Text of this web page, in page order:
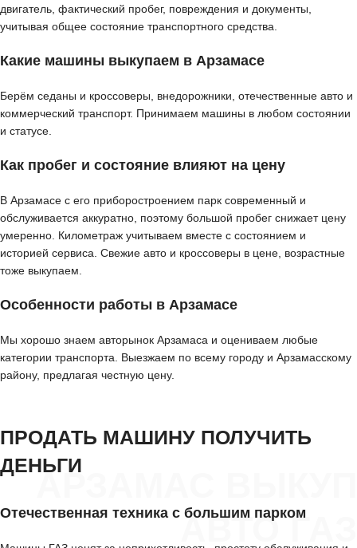
двигатель, фактический пробег, повреждения и документы,
учитывая общее состояние транспортного средства.
Какие машины выкупаем в Арзамасе
Берём седаны и кроссоверы, внедорожники, отечественные авто и
коммерческий транспорт. Принимаем машины в любом состоянии
и статусе.
Как пробег и состояние влияют на цену
В Арзамасе с его приборостроением парк современный и
обслуживается аккуратно, поэтому большой пробег снижает цену
умеренно. Километраж учитываем вместе с состоянием и
историей сервиса. Свежие авто и кроссоверы в цене, возрастные
тоже выкупаем.
Особенности работы в Арзамасе
Мы хорошо знаем авторынок Арзамаса и оцениваем любые
категории транспорта. Выезжаем по всему городу и Арзамасскому
району, предлагая честную цену.
АРЗАМАС ВЫКУП
АВТО ГАЗ
ПРОДАТЬ МАШИНУ ПОЛУЧИТЬ
ДЕНЬГИ
Отечественная техника с большим парком